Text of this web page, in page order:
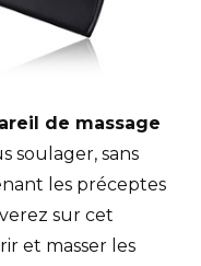
de massage
soulager, sans
les préceptes
sur cet
et masser les